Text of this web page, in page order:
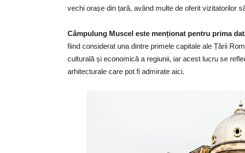
vechi orașe din țară, având multe de oferit vizitatorilor
Câmpulung Muscel este menționat pentru prima
fiind considerat una dintre primele capitale ale Țării
culturală și economică a regiunii, iar acest lucru se
arhitecturale care pot fi admirate aici.